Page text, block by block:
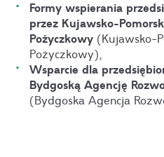
Formy wspierania
przez Kujawsko-
Pożyczkowy (Kujawsko-
Pożyczkowy),
Wsparcie dla
Bydgoską Agencję
(Bydgoska Agencja